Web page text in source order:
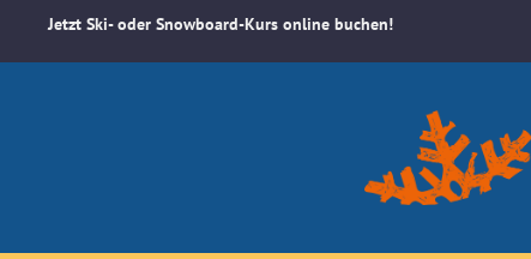
Jetzt Ski- oder Snowboard-Kurs online buchen!